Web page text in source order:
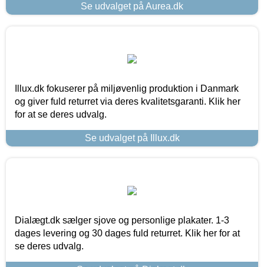
Se udvalget på Aurea.dk
Illux.dk fokuserer på miljøvenlig produktion i Danmark
og giver fuld returret via deres kvalitetsgaranti. Klik her
for at se deres udvalg.
Se udvalget på Illux.dk
Dialægt.dk sælger sjove og personlige plakater. 1-3
dages levering og 30 dages fuld returret. Klik her for at
se deres udvalg.